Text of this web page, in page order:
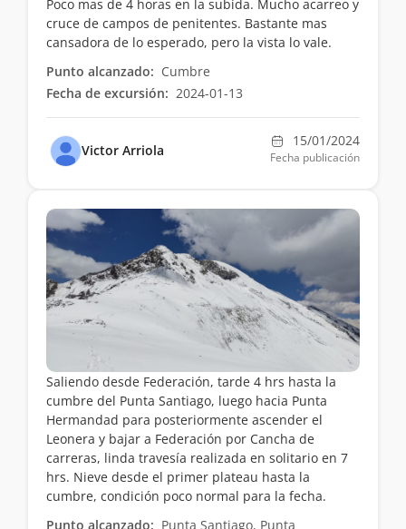
Poco mas de 4 horas en la subida. Mucho acarreo y
cruce de campos de penitentes. Bastante mas
cansadora de lo esperado, pero la vista lo vale.
Punto alcanzado: Cumbre
Fecha de excursión: 2024-01-13
Victor Arriola
15/01/2024
Fecha publicación
Saliendo desde Federación, tarde 4 hrs hasta la
cumbre del Punta Santiago, luego hacia Punta
Hermandad para posteriormente ascender el
Leonera y bajar a Federación por Cancha de
carreras, linda travesía realizada en solitario en 7
hrs. Nieve desde el primer plateau hasta la
cumbre, condición poco normal para la fecha.
Punto alcanzado: Punta Santiago, Punta